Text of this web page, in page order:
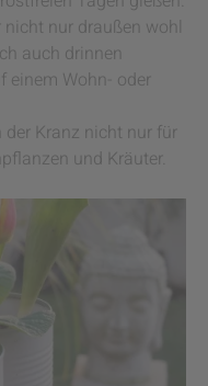
nur draußen wohl
auch drinnen
einem Wohn- oder
Kranz nicht nur für
und Kräuter.